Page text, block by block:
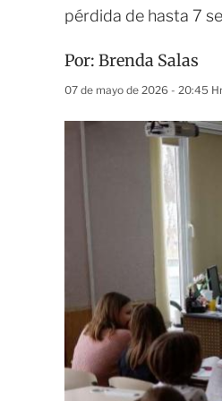
pérdida de hasta 7
Por: Brenda Salas
07 de mayo de 2026 - 20:45